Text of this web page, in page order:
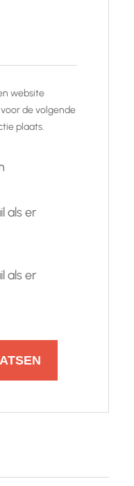
website
de volgende
plaats.
als er
als er